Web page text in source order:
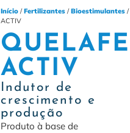
Início /Fertilizantes /Bioestimulantes /
ACTIV
ACTIV
Indutor de
crescimento e
produção
Produto à base de